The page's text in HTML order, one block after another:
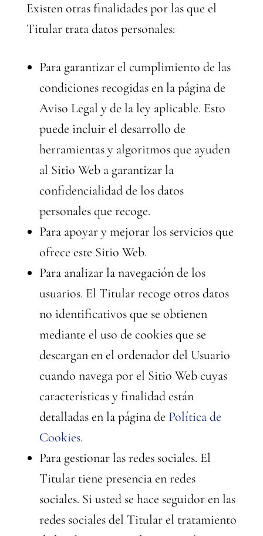
Existen otras finalidades por las que el
Titular trata datos personales:
Para garantizar el cumplimiento de las
condiciones recogidas en la página de
Aviso Legal y de la ley aplicable. Esto
puede incluir el desarrollo de
herramientas y algoritmos que ayuden
al Sitio Web a garantizar la
confidencialidad de los datos
personales que recoge.
Para apoyar y mejorar los servicios que
ofrece este Sitio Web.
Para analizar la navegación de los
usuarios. El Titular recoge otros datos
no identificativos que se obtienen
mediante el uso de cookies que se
descargan en el ordenador del Usuario
cuando navega por el Sitio Web cuyas
características y finalidad están
detalladas en la página de Política de
Cookies.
Para gestionar las redes sociales. El
Titular tiene presencia en redes
sociales. Si usted se hace seguidor en las
redes sociales del Titular el tratamiento